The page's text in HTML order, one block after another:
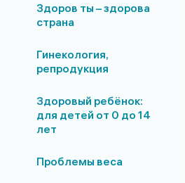
Здоров ты – здорова
страна
Гинекология,
репродукция
Здоровый ребёнок:
для детей от 0 до 14
лет
Проблемы веса